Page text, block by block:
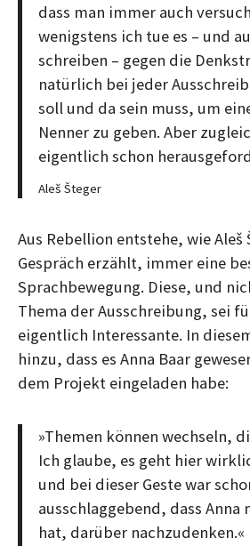
dass man immer auch
wenigstens ich tue es – und
schreiben – gegen die
natürlich bei jeder
soll und da sein muss, um
Nenner zu geben. Aber
eigentlich schon
Aleš Šteger
Aus Rebellion entstehe, wie Aleš
Gespräch erzählt, immer eine
Sprachbewegung. Diese, und
Thema der Ausschreibung, sei
eigentlich Interessante. In
hinzu, dass es Anna Baar
dem Projekt eingeladen habe:
»Themen können wechseln,
Ich glaube, es geht hier
und bei dieser Geste war
ausschlaggebend, dass Anna
hat, darüber nachzudenken.«